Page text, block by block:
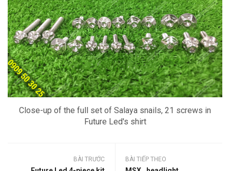
Close-up of the full set of Salaya snails, 21 screws in
Future Led's shirt
BÀI TRƯỚC BÀI TIẾP THEO